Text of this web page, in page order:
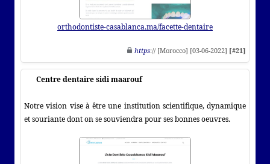
orthodontiste-casablanca.ma/facette-dentaire
https:// [Morocco] [03-06-2022] [#21]
Centre dentaire sidi maarouf
Notre vision vise à être une institution scientifique, dynamique
et souriante dont on se souviendra pour ses bonnes oeuvres.